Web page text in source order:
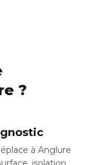
?
à Anglure